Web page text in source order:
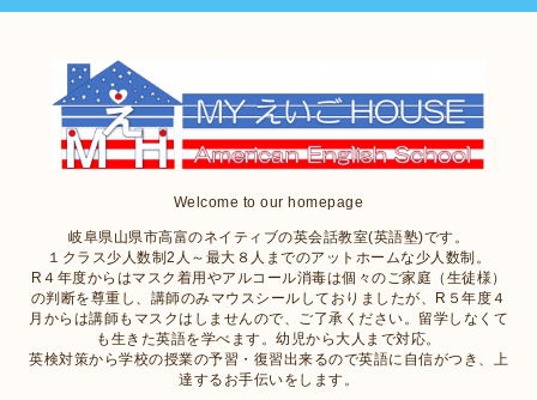
Welcome to our homepage
岐阜県山県市高富のネイティブの英会話教室(英語塾)です。
１クラス少人数制2人～最大８人までのアットホームな少人数制。
R４年度からはマスク着用やアルコール消毒は個々のご家庭（生徒様）
の判断を尊重し、講師のみマウスシールしておりましたが、R５年度４
月からは講師もマスクはしませんので、ご了承ください。留学しなくて
も生きた英語を学べます。幼児から大人まで対応。
英検対策から学校の授業の予習・復習出来るので英語に自信がつき、上
達するお手伝いをします。